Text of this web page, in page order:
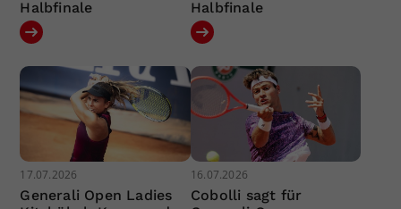
Halbfinale
Halbfinale
17.07.2026
Generali Open Ladies
16.07.2026
Cobolli sagt für